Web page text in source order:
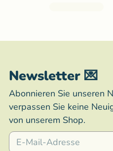
Newsletter 💌
Abonnieren Sie unseren
verpassen Sie keine
von unserem Shop.
E-Mail